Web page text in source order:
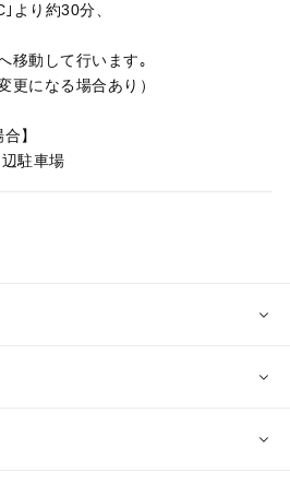
より約30分、
移動して行います｡
更になる場合あり）
】
駐車場